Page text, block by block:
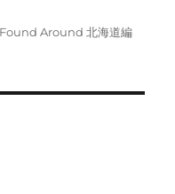
Around 北海道編